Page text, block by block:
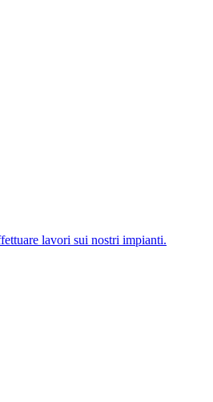
lavori sui nostri impianti.